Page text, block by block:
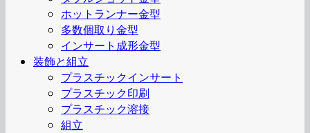
ホットランナー金型
多数個取り金型
インサート成形金型
装飾と組立
プラスチックインサート
プラスチック印刷
プラスチック溶接
組立